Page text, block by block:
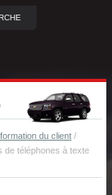
du client /
de téléphones à texte